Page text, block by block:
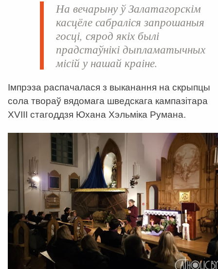
На вечарыну ў Залатагорскім
касцёле сабраліся запрошаныя
госці, сярод якіх былі
прадстаўнікі дыпламатычных
місій у нашай краіне.
Імпрэза распачалася з выканання на скрыпцы
сола твораў вядомага шведскага кампазітара
XVIII стагоддзя Юхана Хэльміка Румана.